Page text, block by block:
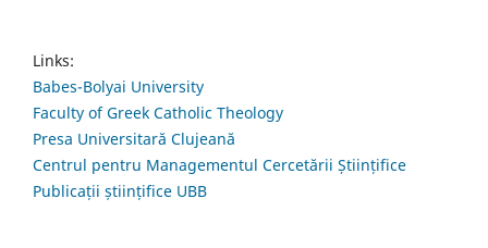
Links:
Babes-Bolyai University
Faculty of Greek Catholic Theology
Presa Universitară Clujeană
Centrul pentru Managementul Cercetării Științifice
Publicații științifice UBB